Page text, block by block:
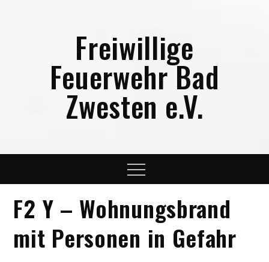
Freiwillige
Feuerwehr Bad
Zwesten e.V.
Menu
F2 Y – Wohnungsbrand
mit Personen in Gefahr